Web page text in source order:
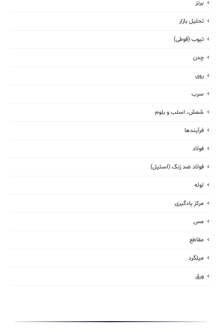
برنز
تحلیل بازار
تیوب (قوطی)
چدن
روی
سرب
شمش، اسلب و بلوم
فرآیندها
فولاد
فولاد ضد زنگ (استیل)
لوله
مرکز یادگیری
مس
مقاطع
میلگرد
ورق